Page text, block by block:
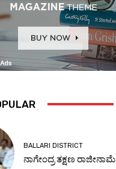
BALLARI DISTRICT
ನಾಗೇಂದ್ರ ತಕ್ಷಣ